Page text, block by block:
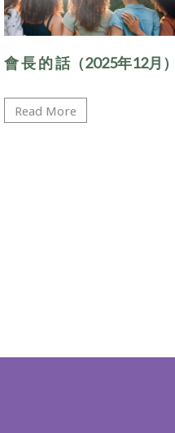
會 ⻑ 的 話（2025年12月）
Read More